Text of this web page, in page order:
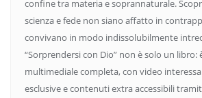
confine tra materia e soprannaturale.
scienza e fede non siano affatto in
convivano in modo indissolubilmente
“Sorprendersi con Dio” non è solo un libro:
multimediale completa, con video
esclusive e contenuti extra accessibili